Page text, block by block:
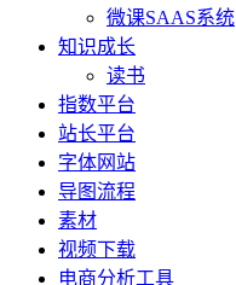
微课SAAS系统
知识成长
读书
指数平台
站长平台
字体网站
导图流程
素材
视频下载
电商分析工具